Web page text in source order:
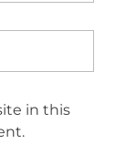
in this